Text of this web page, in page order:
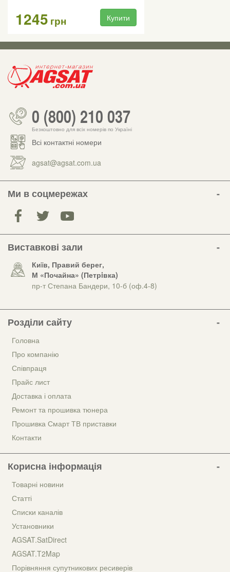
1245 грн Купити
0 (800) 210 037
Безкоштовно для всіх номерів по Україні
Всі контактні номери
agsat@agsat.com.ua
Ми в соцмережах
Виставкові зали
Київ, Правий берег,
М «Почайна» (Петрiвка)
пр-т Степана Бандери, 10-б (оф.4-8)
Розділи сайту
Головна
Про компанію
Співпраця
Прайс лист
Доставка і оплата
Ремонт та прошивка тюнера
Прошивка Смарт ТВ приставки
Контакти
Корисна інформація
Товарні новини
Статті
Списки каналів
Установники
AGSAT.SatDirect
AGSAT.T2Map
Порівняння супутникових ресиверів